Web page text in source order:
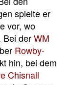
spielte er
vor, wo
Bei derWM
Rowby-
hin, bei dem
Chisnall